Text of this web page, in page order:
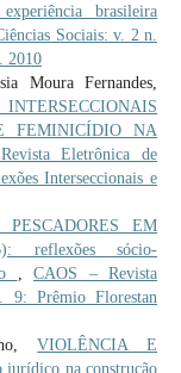
brasileira
Sociais: v. 2 n.
2010
Moura Fernandes,
INTERSECCIONAIS
FEMINICÍDIO NA
Eletrônica de
Interseccionais e
PESCADORES EM
reflexões sócio-
,CAOS – Revista
9: Prêmio Florestan
VIOLÊNCIA E
jurídico na construção